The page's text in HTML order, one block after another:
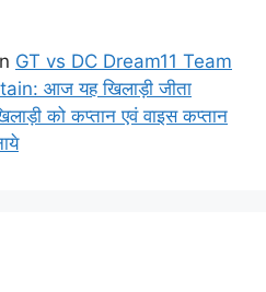
GT vs DC Dream11 Team
आज यह खिलाड़ी जीता
को कप्तान एवं वाइस कप्तान